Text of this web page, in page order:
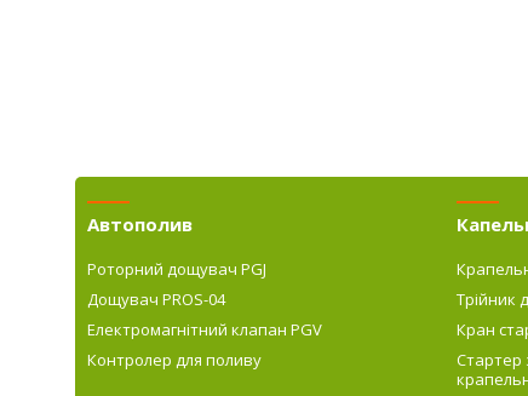
Автополив
Роторний дощувач PGJ
Дощувач PROS-04
Електромагнітний клапан PGV
Контролер для поливу
Трійник
Кран
Стартер